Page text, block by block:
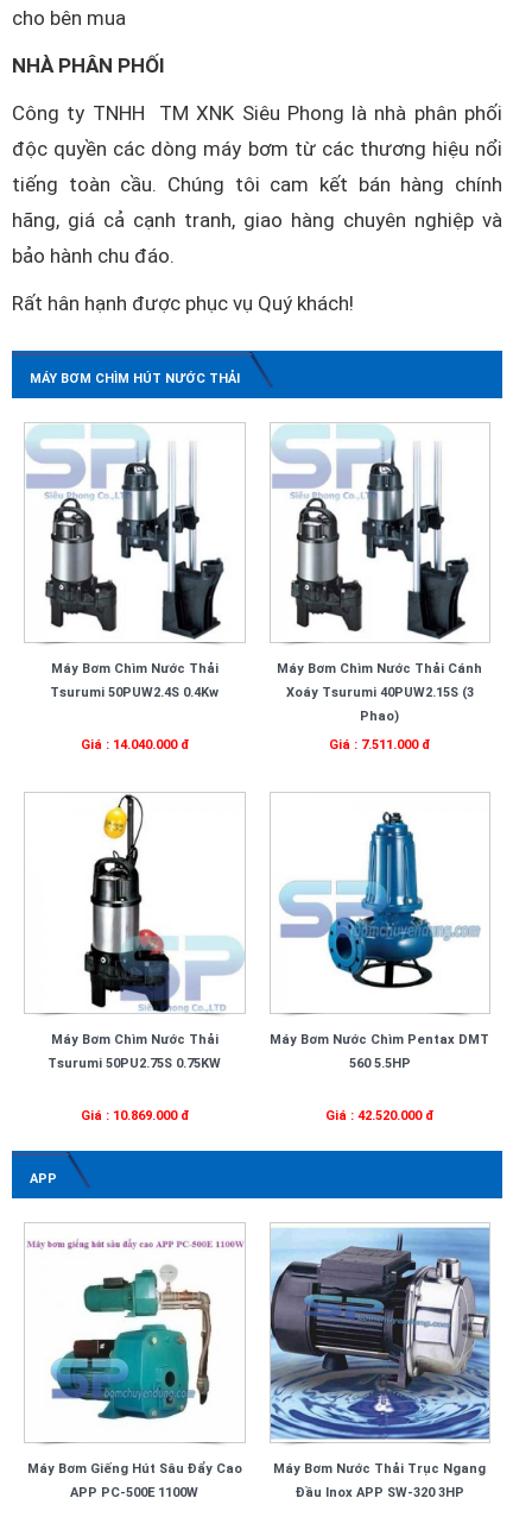
cho bên mua
NHÀ PHÂN PHỐI
Công ty TNHH TM XNK Siêu Phong là nhà phân phối
độc quyền các dòng máy bơm từ các thương hiệu nổi
tiếng toàn cầu. Chúng tôi cam kết bán hàng chính
hãng, giá cả cạnh tranh, giao hàng chuyên nghiệp và
bảo hành chu đáo.
Rất hân hạnh được phục vụ Quý khách!
MÁY BƠM CHÌM HÚT NƯỚC THẢI
Máy Bơm Chìm Nước Thải
Tsurumi 50PUW2.4S 0.4Kw
Giá : 14.040.000 đ
Máy Bơm Chìm Nước Thải Cánh
Xoáy Tsurumi 40PUW2.15S (3
Phao)
Giá : 7.511.000 đ
Máy Bơm Chìm Nước Thải
Tsurumi 50PU2.75S 0.75KW
Giá : 10.869.000 đ
Máy Bơm Nước Chìm Pentax DMT
560 5.5HP
Giá : 42.520.000 đ
APP
Máy Bơm Giếng Hút Sâu Đẩy Cao
APP PC-500E 1100W
Máy Bơm Nước Thải Trục Ngang
Đầu Inox APP SW-320 3HP